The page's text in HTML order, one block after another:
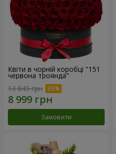
Квіти в чорній коробці "151
червона троянда"
13 845 грн
Замовити